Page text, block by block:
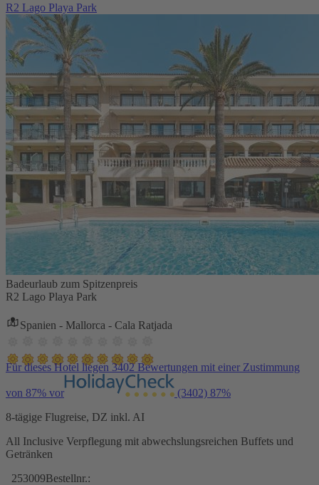
R2 Lago Playa Park
Badeurlaub zum Spitzenpreis
R2 Lago Playa Park
Spanien - Mallorca - Cala Ratjada
Für dieses Hotel liegen 3402 Bewertungen mit einer Zustimmung
von 87% vor (3402) 87%
8-tägige Flugreise, DZ inkl. AI
All Inclusive Verpflegung mit abwechslungsreichen Buffets und
Getränken
253009Bestellnr.: